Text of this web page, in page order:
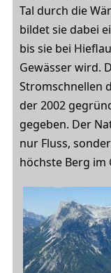
Tal durch die
bildet sie dabei
bis sie bei
Gewässer wird.
Stromschnellen
der 2002
gegeben. Der
nur Fluss,
höchste Berg im